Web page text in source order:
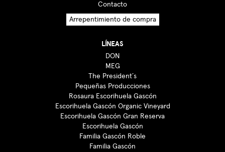
Contacto
Arrepentimiento de compra
LÍNEAS
DON
MEG
The President´s
Pequeñas Producciones
Rosaura Escorihuela Gascón
Escorihuela Gascón Organic Vineyard
Escorihuela Gascón Gran Reserva
Escorihuela Gascón
Familia Gascón Roble
Familia Gascón